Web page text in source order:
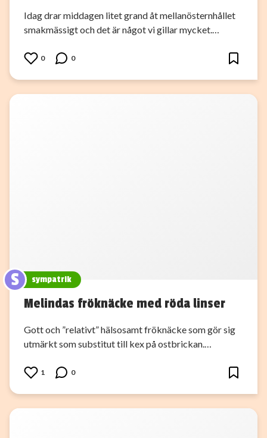
Idag drar middagen litet grand åt mellanösternhållet
smakmässigt och det är något vi gillar mycket.…
0 0
S sympatrik
Melindas fröknäcke med röda linser
Gott och ”relativt” hälsosamt fröknäcke som gör sig
utmärkt som substitut till kex på ostbrickan.…
1 0